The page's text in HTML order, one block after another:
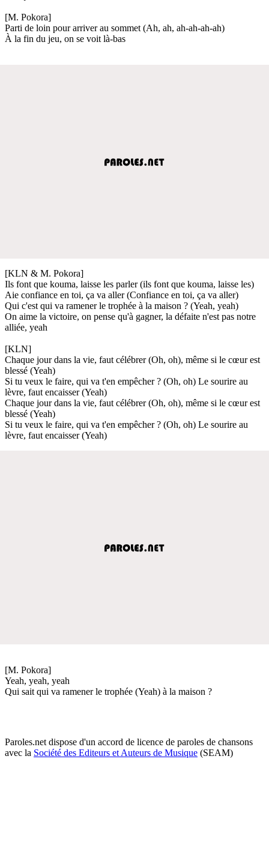
[M. Pokora]
Parti de loin pour arriver au sommet (Ah, ah, ah-ah-ah-ah)
À la fin du jeu, on se voit là-bas
[KLN & M. Pokora]
Ils font que kouma, laisse les parler (ils font que kouma, laisse les)
Aie confiance en toi, ça va aller (Confiance en toi, ça va aller)
Qui c'est qui va ramener le trophée à la maison ? (Yeah, yeah)
On aime la victoire, on pense qu'à gagner, la défaite n'est pas notre
alliée, yeah
[KLN]
Chaque jour dans la vie, faut célébrer (Oh, oh), même si le cœur est
blessé (Yeah)
Si tu veux le faire, qui va t'en empêcher ? (Oh, oh) Le sourire au
lèvre, faut encaisser (Yeah)
Chaque jour dans la vie, faut célébrer (Oh, oh), même si le cœur est
blessé (Yeah)
Si tu veux le faire, qui va t'en empêcher ? (Oh, oh) Le sourire au
lèvre, faut encaisser (Yeah)
[M. Pokora]
Yeah, yeah, yeah
Qui sait qui va ramener le trophée (Yeah) à la maison ?
Paroles.net dispose d'un accord de licence de paroles de chansons
avec la Société des Editeurs et Auteurs de Musique (SEAM)